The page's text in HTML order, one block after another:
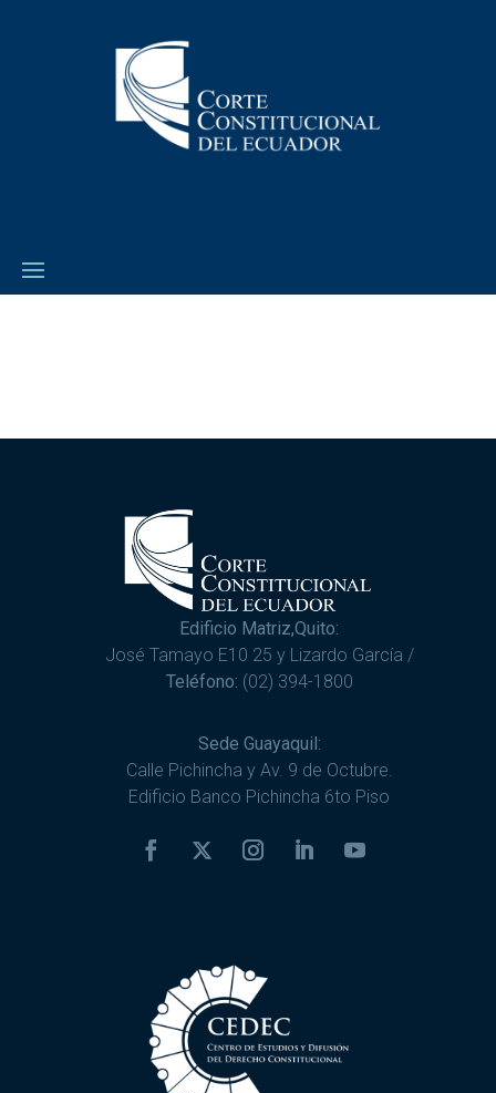
Edificio Matriz,Quito:
José Tamayo E10 25 y Lizardo García /
Teléfono: (02) 394-1800
Sede Guayaquil:
Calle Pichincha y Av. 9 de Octubre.
Edificio Banco Pichincha 6to Piso